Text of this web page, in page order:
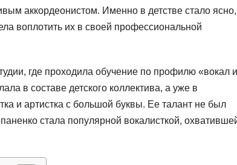
аккордеонистом. Именно в детстве стало ясно,
воплотить их в своей профессиональной
где проходила обучение по профилю «вокал и
в составе детского коллектива, а уже в
и артистка с большой буквы. Ее талант не был
стала популярной вокалисткой,